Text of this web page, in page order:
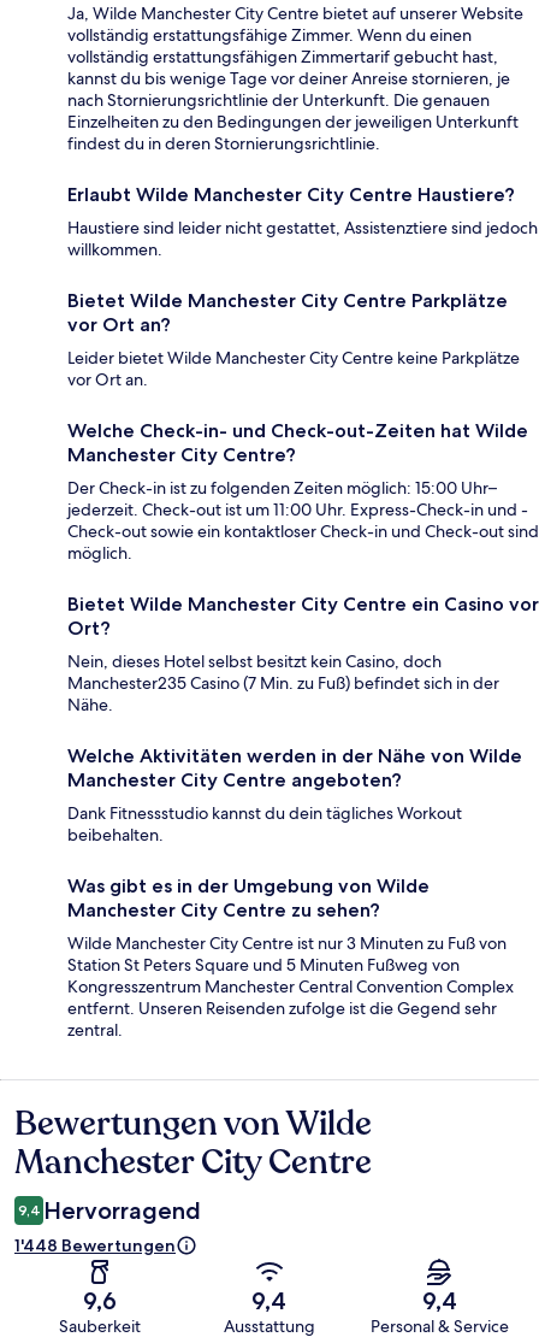
Ja, Wilde Manchester City Centre bietet auf unserer Website
vollständig erstattungsfähige Zimmer. Wenn du einen
vollständig erstattungsfähigen Zimmertarif gebucht hast,
kannst du bis wenige Tage vor deiner Anreise stornieren, je
nach Stornierungsrichtlinie der Unterkunft. Die genauen
Einzelheiten zu den Bedingungen der jeweiligen Unterkunft
findest du in deren Stornierungsrichtlinie.
Erlaubt Wilde Manchester City Centre Haustiere?
Haustiere sind leider nicht gestattet, Assistenztiere sind jedoch
willkommen.
Bietet Wilde Manchester City Centre Parkplätze
vor Ort an?
Leider bietet Wilde Manchester City Centre keine Parkplätze
vor Ort an.
Welche Check-in- und Check-out-Zeiten hat Wilde
Manchester City Centre?
Der Check-in ist zu folgenden Zeiten möglich: 15:00 Uhr–
jederzeit. Check-out ist um 11:00 Uhr. Express-Check-in und -
Check-out sowie ein kontaktloser Check-in und Check-out sind
möglich.
Bietet Wilde Manchester City Centre ein Casino vor
Ort?
Nein, dieses Hotel selbst besitzt kein Casino, doch
Manchester235 Casino (7 Min. zu Fuß) befindet sich in der
Nähe.
Welche Aktivitäten werden in der Nähe von Wilde
Manchester City Centre angeboten?
Dank Fitnessstudio kannst du dein tägliches Workout
beibehalten.
Was gibt es in der Umgebung von Wilde
Manchester City Centre zu sehen?
Wilde Manchester City Centre ist nur 3 Minuten zu Fuß von
Station St Peters Square und 5 Minuten Fußweg von
Kongresszentrum Manchester Central Convention Complex
entfernt. Unseren Reisenden zufolge ist die Gegend sehr
zentral.
Bewertungen
Bewertungen von Wilde
Manchester City Centre
9,4 Hervorragend
1'448 Bewertungen
9,6
Sauberkeit
9,4
Ausstattung
9,4
Personal & Service